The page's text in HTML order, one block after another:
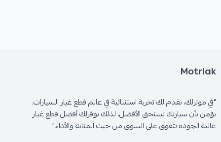
Motrlak
"في موترلك، نقدم لك تجربة استثنائية في عالم قطع غيار السيارات.
نؤمن بأن سيارتك تستحق الأفضل، لذلك نوفرلك أفضل قطع غيار
عالية الجودة تتفوق على السوق من حيث المتانة والأداء"